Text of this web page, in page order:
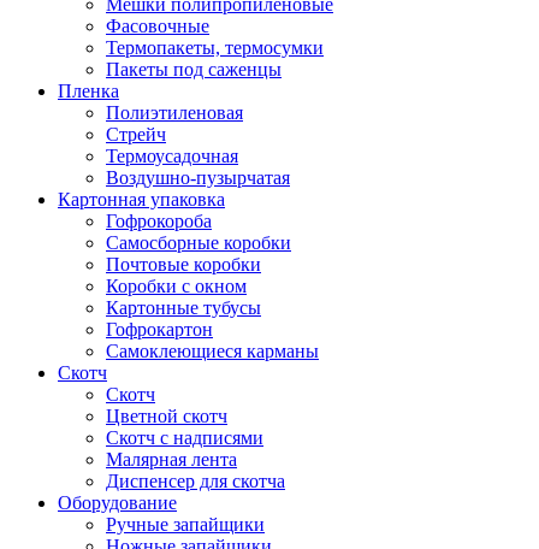
Фасовочные
Термопакеты, термосумки
Пакеты под саженцы
Пленка
Полиэтиленовая
Стрейч
Термоусадочная
Воздушно-пузырчатая
Картонная упаковка
Гофрокороба
Самосборные коробки
Почтовые коробки
Коробки с окном
Картонные тубусы
Гофрокартон
Самоклеющиеся карманы
Скотч
Скотч
Цветной скотч
Скотч с надписями
Малярная лента
Диспенсер для скотча
Оборудование
Ручные запайщики